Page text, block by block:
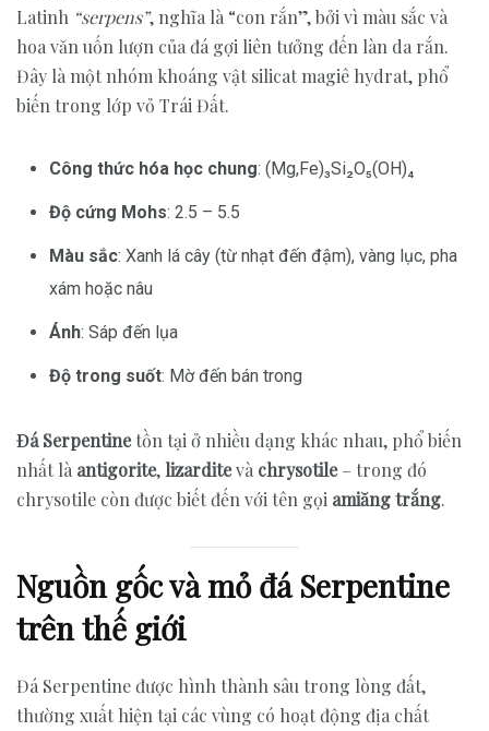
Latinh “serpens”, nghĩa là “con rắn”, bởi vì màu sắc và
hoa văn uốn lượn của đá gợi liên tưởng đến làn da rắn.
Đây là một nhóm khoáng vật silicat magiê hydrat, phổ
biến trong lớp vỏ Trái Đất.
Công thức hóa học chung: (Mg,Fe)₃Si₂O₅(OH)₄
Độ cứng Mohs: 2.5 – 5.5
Màu sắc: Xanh lá cây (từ nhạt đến đậm), vàng lục, pha
xám hoặc nâu
Ánh: Sáp đến lụa
Độ trong suốt: Mờ đến bán trong
Đá Serpentinetồn tại ở nhiều dạng khác nhau, phổ biến
nhất là antigorite,lizarditevà chrysotile– trong đó
chrysotile còn được biết đến với tên gọi amiăng trắng.
Nguồn gốc và mỏ đá Serpentine
trên thế giới
Đá Serpentine được hình thành sâu trong lòng đất,
thường xuất hiện tại các vùng có hoạt động địa chất